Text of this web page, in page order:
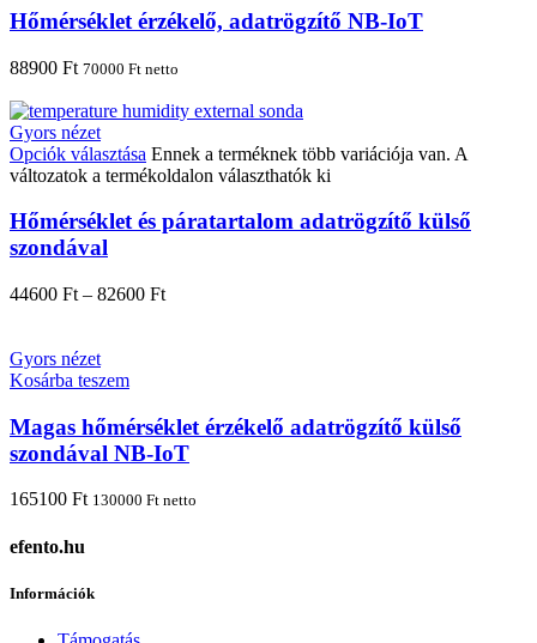
Hőmérséklet érzékelő, adatrögzítő NB-IoT
88900 Ft 70000 Ft netto
Gyors nézet
Opciók választása Ennek a terméknek több variációja van. A
változatok a termékoldalon választhatók ki
Hőmérséklet és páratartalom adatrögzítő külső
szondával
44600 Ft – 82600 Ft
Gyors nézet
Kosárba teszem
Magas hőmérséklet érzékelő adatrögzítő külső
szondával NB-IoT
165100 Ft 130000 Ft netto
efento.hu
Információk